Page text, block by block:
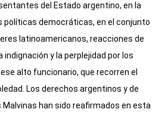
del Estado argentino, en la
políticas democráticas, en el conjunto
latinoamericanos, reacciones de
indignación y la perplejidad por los
alto funcionario, que recorren el
Los derechos argentinos y de
han sido reafirmados en esta